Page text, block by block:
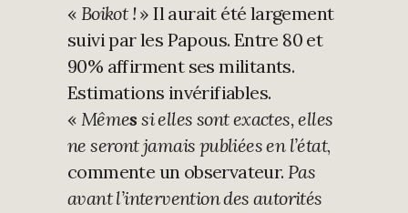
« Boikot !» Il aurait été largement
suivi par les Papous. Entre 80 et
90% affirment ses militants.
Estimations invérifiables.
« Mêmes si elles sont exactes, elles
ne seront jamais publiées en l’état,
commente un observateur. Pas
avant l’intervention des autorités